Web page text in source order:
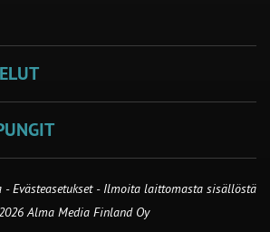
-Evästeasetukset- Ilmoita laittomasta sisällöstä
Alma Media Finland Oy